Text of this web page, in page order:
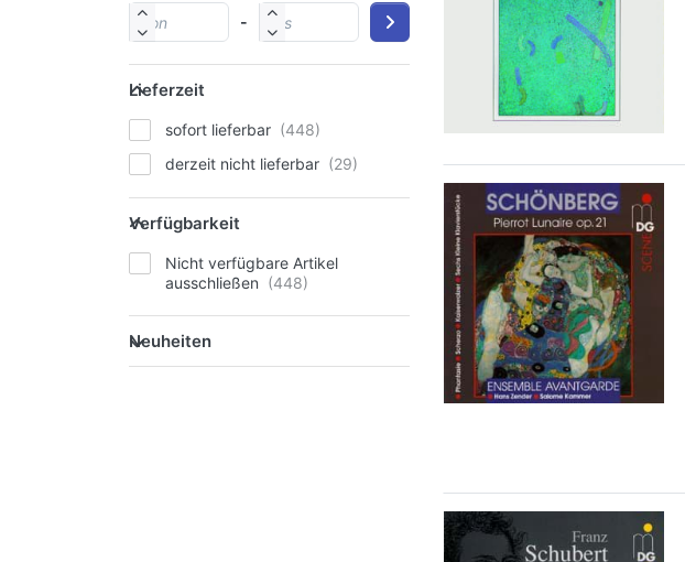
-
Lieferzeit
sofort lieferbar
derzeit nicht lieferbar
Verfügbarkeit
Nicht verfügbare Artikel
ausschließen
Neuheiten